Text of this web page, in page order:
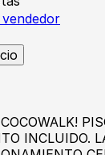
INCLUIDO.